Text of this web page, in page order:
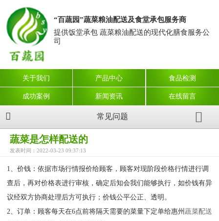
“百蔬园”蔬菜粮油配送及食堂承包服务商
提供饭堂承包 蔬菜粮油配送的现代化膳食服务公
司
关于我们 产品中心 食品检测
成功案例 新闻资讯 在线留言
常见问题
蔬菜是怎样配送的
发表时间：2022-03-23 09:37:13
1、价钱：依据市场行情报价给顾客，顾客对现阶段价格行情进行调
查后，再对价格表进行审核，确定后知会我们能够执行，如价钱有异
议经双方协商处理后方可执行；价钱公平公正、透明。
2、订单：顾客每天在6点前将隔天需要的菜量下定单给惠州 蔬菜配送